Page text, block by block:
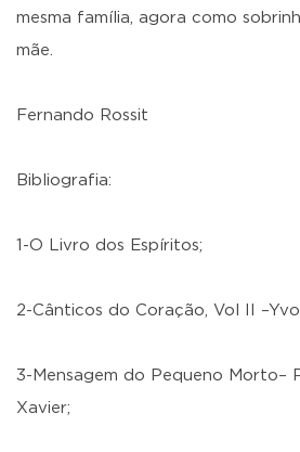
mesma família, agora como
mãe.
Fernando Rossit
Bibliografia:
1-O Livro dos Espíritos;
2-Cânticos do Coração, Vol II
3-Mensagem do Pequeno Morto–
Xavier;